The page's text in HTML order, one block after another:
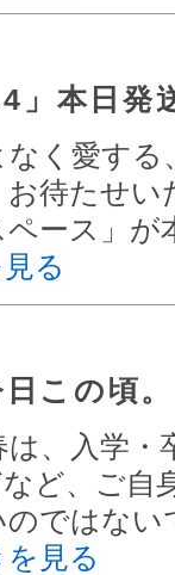
」本日発
く愛する
待たせい
ース」が
る
この頃。
、入学・
ど、ご自
ではない
見る